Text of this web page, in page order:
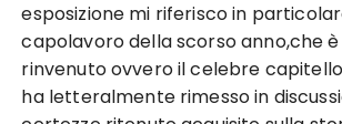
esposizione mi riferisco in
capolavoro della scorso anno,che
rinvenuto ovvero il celebre
ha letteralmente rimesso in